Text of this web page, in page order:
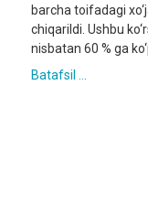
barcha toifadagi
chiqarildi. Ushbu
nisbatan 60 % ga
Batafsil ...